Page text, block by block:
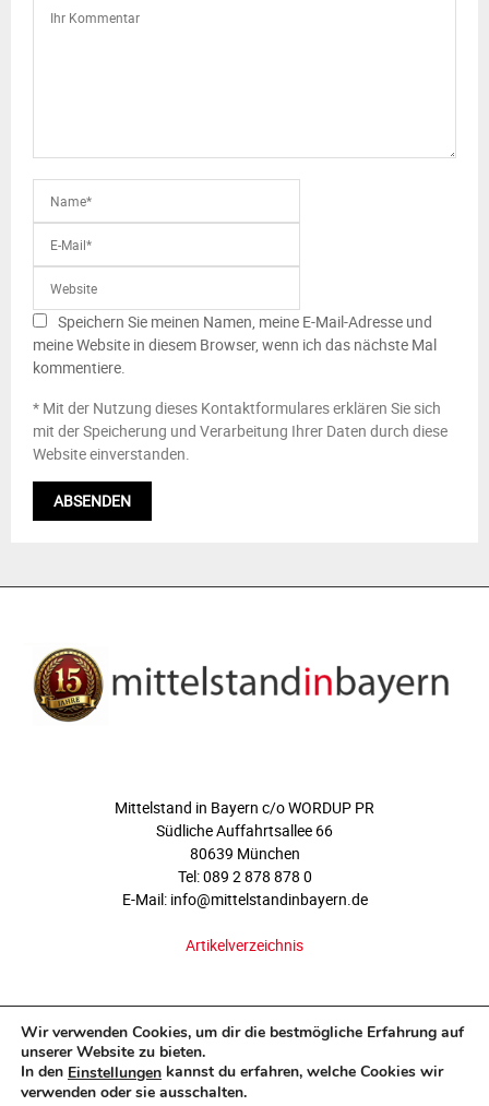
Speichern Sie meinen Namen, meine E-Mail-Adresse und
meine Website in diesem Browser, wenn ich das nächste Mal
kommentiere.
* Mit der Nutzung dieses Kontaktformulares erklären Sie sich
mit der Speicherung und Verarbeitung Ihrer Daten durch diese
Website einverstanden.
Mittelstand in Bayern c/o WORDUP PR
Südliche Auffahrtsallee 66
80639 München
Tel: 089 2 878 878 0
E-Mail: info@mittelstandinbayern.de
Artikelverzeichnis
Wir verwenden Cookies, um dir die bestmögliche Erfahrung auf
unserer Website zu bieten.
In den Einstellungen kannst du erfahren, welche Cookies wir
verwenden oder sie ausschalten.